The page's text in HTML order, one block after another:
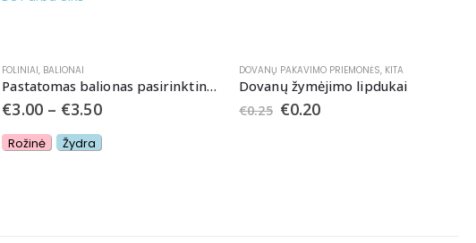
FOLINIAI, BALIONAI
Pastatomas balionas pasirinktinai BOY arba GIRL
€3.00 – €3.50
Rožinė Žydra
DOVANŲ PAKAVIMO PRIEMONĖS, KITA
Dovanų žymėjimo lipdukai
€0.25 €0.20